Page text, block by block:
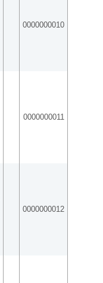
0000000010
0000000011
0000000012